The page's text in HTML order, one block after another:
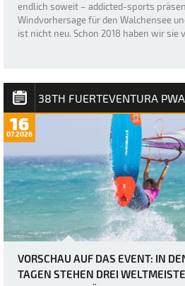
endlich soweit – addicted-sports
Windvorhersage für den Walchensee
ist nicht neu. Schon 2018 haben wir sie
38TH FUERTEVENTURA
16
07.2026
VORSCHAU AUF DAS EVENT: IN
TAGEN STEHEN DREI